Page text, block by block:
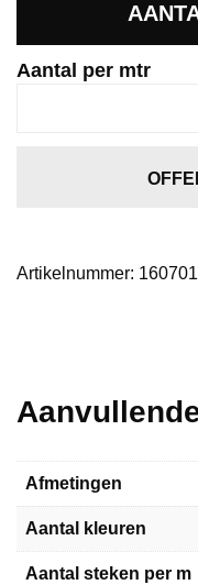
Aantal per mtr
Artikelnummer:
Afmetingen
Aantal kleuren
Aantal steken per m